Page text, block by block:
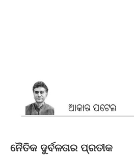
ନୈତିକ ଦୁର୍ବଳତାର ପ୍ରତୀକ